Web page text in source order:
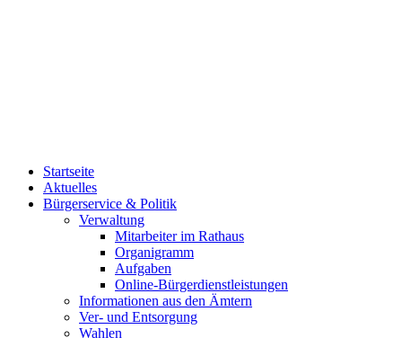
Startseite
Aktuelles
Bürgerservice & Politik
Verwaltung
Mitarbeiter im Rathaus
Organigramm
Aufgaben
Online-Bürgerdienstleistungen
Informationen aus den Ämtern
Ver- und Entsorgung
Wahlen